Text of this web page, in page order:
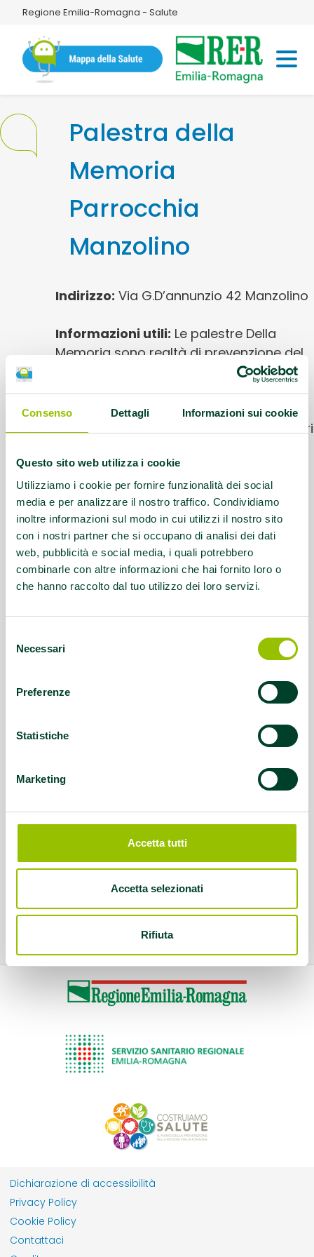
Consenso Dettagli Informazioni sui cookie
Questo sito web utilizza i cookie
Utilizziamo i cookie per fornire funzionalità dei social
media e per analizzare il nostro traffico. Condividiamo
inoltre informazioni sul modo in cui utilizzi il nostro sito
con i nostri partner che si occupano di analisi dei dati
web, pubblicità e social media, i quali potrebbero
combinarle con altre informazioni che hai fornito loro o
che hanno raccolto dal tuo utilizzo dei loro servizi.
delNecessari
Preferenze
Statistiche
Marketing
Accetta tutti
Accetta selezionati
Rifiuta
Regione Emilia-Romagna - Salute
Palestra della
Memoria
Parrocchia
Manzolino
Indirizzo: Via G.D’annunzio 42 Manzolino
Informazioni utili: Le palestre Della
Memoria sono realtà di prevenzione del
decadimento cognitivo in cui,
settimanalmente, gruppi di anziani
svolgono esercizi per stimolare le
funzioni cognitive supportati da volontari
Geriatria Territoriale dell’Ausl di Modena.
Contatti:Aggiornati al link di riferimento
Link:https://www.ausl.mo.it/servizi-e-
prestazioni/aree-tematiche/terza-
eta/palestre-della-memoria/
Questo contenuto si trova inIdee e dintorni
Dichiarazione di accessibilità
Privacy Policy
Cookie Policy
Contattaci